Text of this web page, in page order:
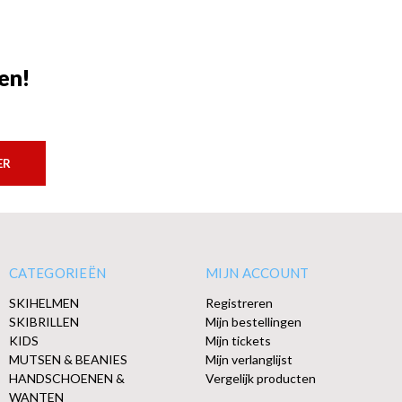
CATEGORIEËN
SKIHELMEN
SKIBRILLEN
KIDS
MUTSEN & BEANIES
HANDSCHOENEN &
WANTEN
MIJN ACCOUNT
Registreren
Mijn bestellingen
Mijn tickets
Mijn verlanglijst
Vergelijk producten